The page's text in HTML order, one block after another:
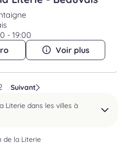
- 19:00
Voir plus
Suivant
Literie dans les villes à
de la Literie